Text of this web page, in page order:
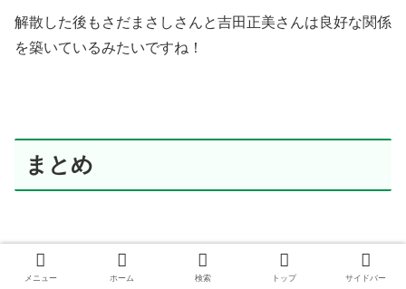
解散した後もさだまさしさんと吉田正美さんは良好な関係
を築いているみたいですね！
まとめ
メニュー ホーム 検索 トップ サイドバー